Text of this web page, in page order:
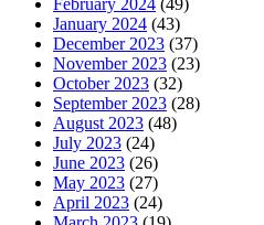
January 2024 (43)
December 2023 (37)
November 2023 (23)
October 2023 (32)
September 2023 (28)
August 2023 (48)
July 2023 (24)
June 2023 (26)
May 2023 (27)
April 2023 (24)